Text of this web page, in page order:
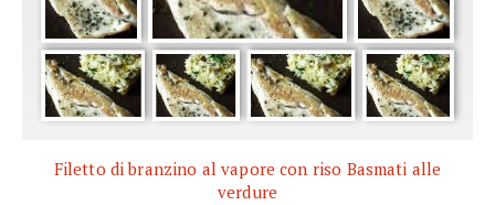
Filetto di branzino al vapore con riso Basmati alle
verdure